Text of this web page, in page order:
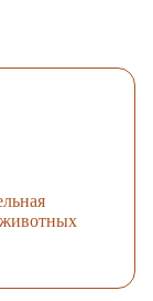
животных